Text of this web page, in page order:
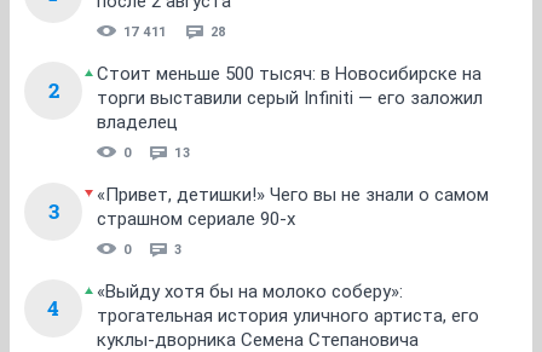
17 411 28
2
Стоит меньше 500 тысяч: в Новосибирске на
торги выставили серый Infiniti — его заложил
владелец
0 13
3
«Привет, детишки!» Чего вы не знали о самом
страшном сериале 90-х
0 3
4
«Выйду хотя бы на молоко соберу»:
трогательная история уличного артиста, его
куклы-дворника Семена Степановича